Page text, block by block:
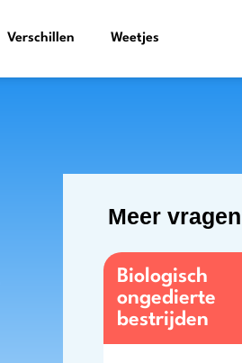
Verschillen Weetjes
Meer vragen
Biologisch
ongedierte
bestrijden